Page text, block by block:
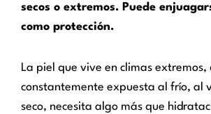
secos o extremos. Puede
como protección.
La piel que vive en climas extremos,
constantemente expuesta al frío, al
seco, necesita algo más que